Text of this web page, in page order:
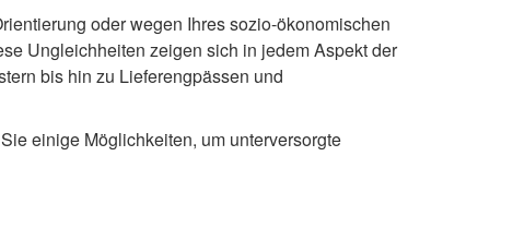
oder wegen Ihres sozio-ökonomischen
Ungleichheiten zeigen sich in jedem Aspekt der
bis hin zu Lieferengpässen und
einige Möglichkeiten, um unterversorgte